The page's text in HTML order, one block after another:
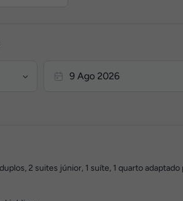
2 suites júnior, 1 suíte, 1 quarto